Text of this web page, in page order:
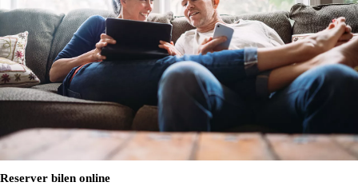
Reserver bilen online